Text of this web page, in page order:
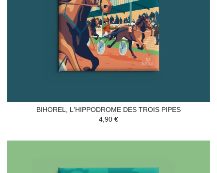
BIHOREL, L'HIPPODROME DES TROIS PIPES
4,90 €